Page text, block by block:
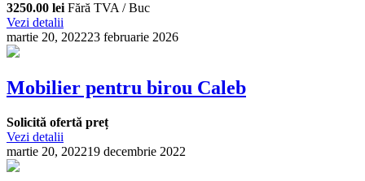
3250.00 lei Fără TVA / Buc
Vezi detalii
martie 20, 202223 februarie 2026
Mobilier pentru birou Caleb
Solicită ofertă preț
Vezi detalii
martie 20, 202219 decembrie 2022